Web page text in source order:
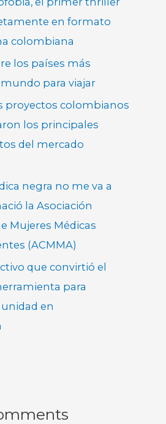
en formato
colombiana
los países más
para viajar
proyectos colombianos
los principales
del mercado
negra no me va a
la Asociación
Mujeres Médicas
(ACMMA)
que convirtió el
para
en